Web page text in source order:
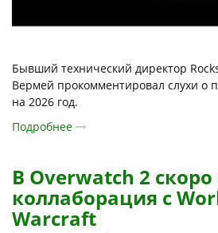
Бывший технический директор
Вермей прокомментировал слухи о
на 2026 год.
Подробнее
В Overwatch 2 скоро
коллаборация с
Warcraft